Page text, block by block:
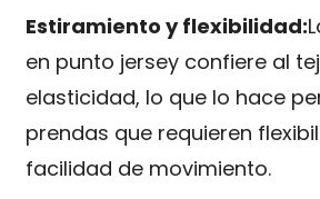
Estiramiento y flexibilidad:
en punto jersey confiere al
elasticidad, lo que lo hace
prendas que requieren
facilidad de movimiento.